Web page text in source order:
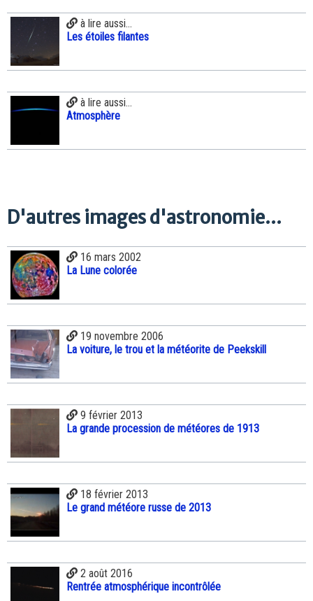
à lire aussi...
Les étoiles filantes
à lire aussi...
Atmosphère
D'autres images d'astronomie...
16 mars 2002
La Lune colorée
19 novembre 2006
La voiture, le trou et la météorite de Peekskill
9 février 2013
La grande procession de météores de 1913
18 février 2013
Le grand météore russe de 2013
2 août 2016
Rentrée atmosphérique incontrôlée